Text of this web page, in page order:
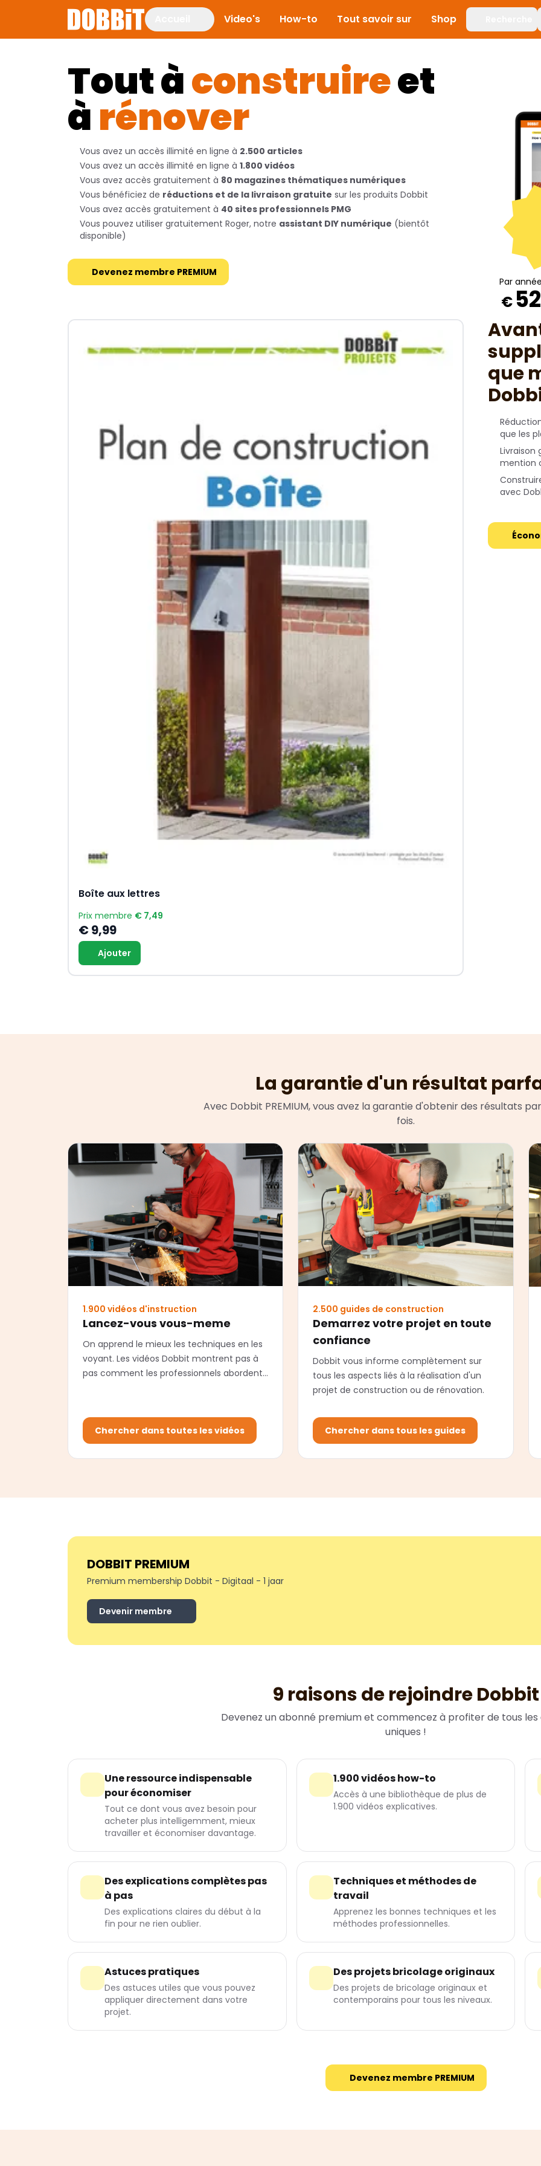
Video's How-to Tout savoir sur Shop
Tout àconstruireet
àrénover
Vous avez un accès illimité en ligne à 2.500 articles
Vous avez un accès illimité en ligne à 1.800 vidéos
Vous avez accès gratuitement à 80 magazines thématiques numériques
Vous bénéficiez de réductions et de la livraison gratuite sur les produits Dobbit
Vous avez accès gratuitement à 40 sites professionnels PMG
Vous pouvez utiliser gratuitement Roger, notre assistant DIY numérique (bientôt
disponible)
Devenez membre PREMIUM
Par année
€ 52
Boîte aux lettres
Prix membre € 7,49
€ 9,99
Ajouter
que
que les
mention
avec
La garantie d'un résultat
Avec Dobbit PREMIUM, vous avez la garantie d'obtenir des résultats
fois.
1.900 vidéos d'instruction
Lancez-vous vous-meme
On apprend le mieux les techniques en les
voyant. Les vidéos Dobbit montrent pas à
pas comment les professionnels abordent
Chercher dans toutes les vidéos
2.500 guides de construction
Demarrez votre projet en toute
confiance
Dobbit vous informe complètement sur
tous les aspects liés à la réalisation d'un
projet de construction ou de rénovation.
Chercher dans tous les guides
DOBBIT PREMIUM
Premium membership Dobbit - Digitaal - 1 jaar
Devenir membre
9 raisons de rejoindre Dobbit
Devenez un abonné premium et commencez à profiter de tous
uniques !
Une ressource indispensable
pour économiser
Tout ce dont vous avez besoin pour
acheter plus intelligemment, mieux
travailler et économiser davantage.
1.900 vidéos how-to
Accès à une bibliothèque de plus de
1.900 vidéos explicatives.
Des explications complètes pas
à pas
Des explications claires du début à la
fin pour ne rien oublier.
Techniques et méthodes de
travail
Apprenez les bonnes techniques et les
méthodes professionnelles.
Astuces pratiques
Des astuces utiles que vous pouvez
appliquer directement dans votre
projet.
Des projets bricolage originaux
Des projets de bricolage originaux et
contemporains pour tous les niveaux.
Devenez membre PREMIUM